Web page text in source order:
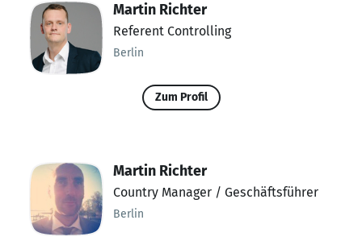
Martin Richter
Referent Controlling
Berlin
Zum Profil
Martin Richter
Country Manager / Geschäftsführer
Berlin